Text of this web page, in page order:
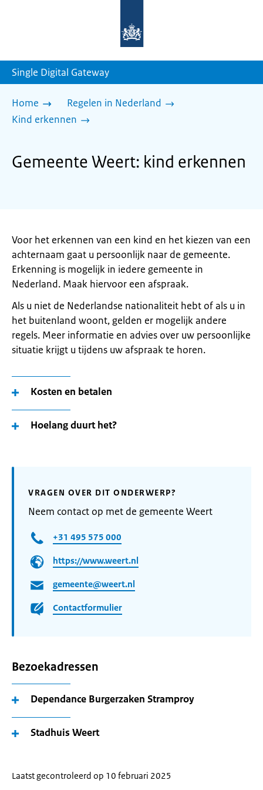
homepage
Single Digital Gateway
Home
Regelen in Nederland
Kind erkennen
Gemeente Weert: kind erkennen
Voor het erkennen van een kind en het kiezen van een
achternaam gaat u persoonlijk naar de gemeente.
Erkenning is mogelijk in iedere gemeente in
Nederland. Maak hiervoor een afspraak.
Als u niet de Nederlandse nationaliteit hebt of als u in
het buitenland woont, gelden er mogelijk andere
regels. Meer informatie en advies over uw persoonlijke
situatie krijgt u tijdens uw afspraak te horen.
Kosten en betalen
Hoelang duurt het?
VRAGEN OVER DIT ONDERWERP?
Neem contact op met de gemeente Weert
+31 495 575 000
https://www.weert.nl
gemeente@weert.nl
Contactformulier
Bezoekadressen
Dependance Burgerzaken Stramproy
Stadhuis Weert
Laatst gecontroleerd op 10 februari 2025